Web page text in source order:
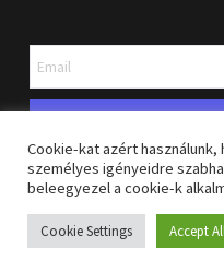
Copyright © 2026 GeekVilág blog.
Felhasználási feltételek
Cookie-kat azért
személyes igényeidre
beleegyezel a cookie-k
Cookie Settings Accept